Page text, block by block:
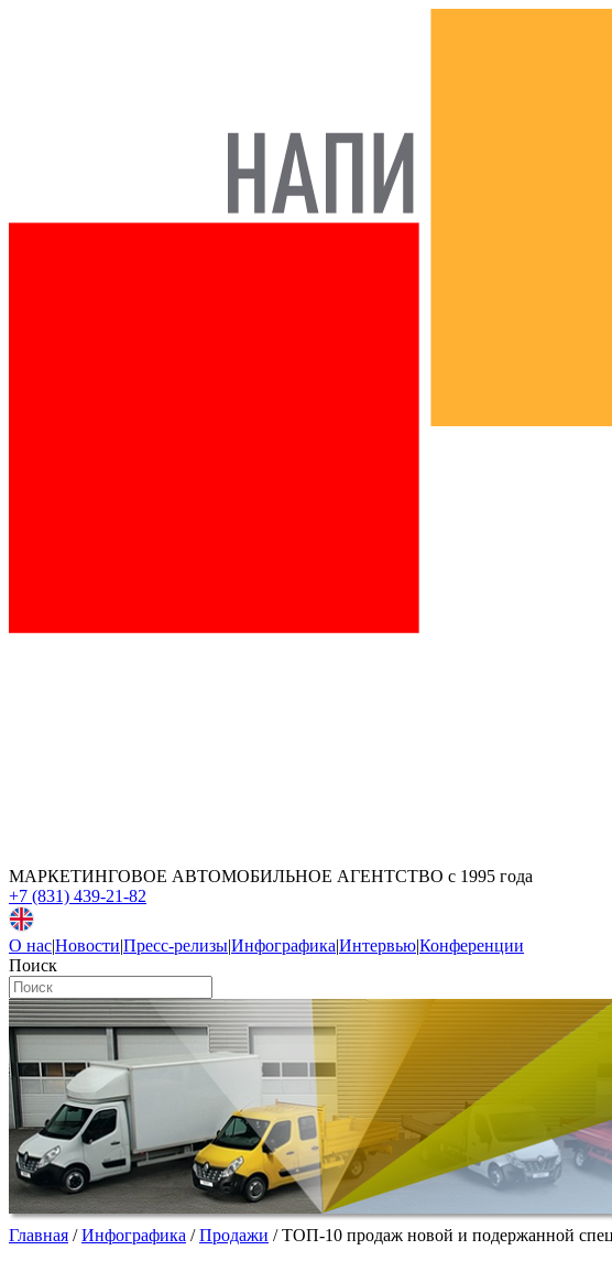
МАРКЕТИНГОВОЕ АВТОМОБИЛЬНОЕ АГЕНТСТВО с 1995 года
+7 (831) 439-21-82
О нас|Новости|Пресс-релизы|Инфографика|Интервью|Конференции
Поиск
Главная /Инфографика /Продажи /ТОП-10 продаж новой и подержанной